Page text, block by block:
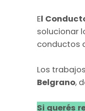
El
solucionar
conductos
Los
Belgrano,
Si querés